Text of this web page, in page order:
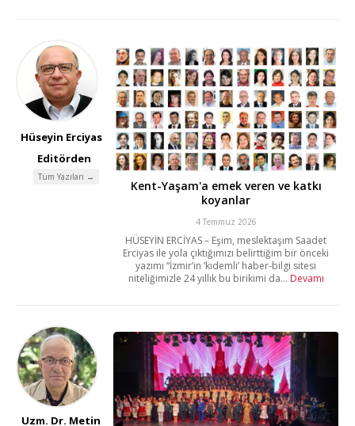
Hüseyin Erciyas
Editörden
Tüm Yazıları →
Kent-Yaşam'a emek veren ve katkı
koyanlar
4 Temmuz 2026
HÜSEYİN ERCİYAS – Eşim, meslektaşım Saadet
Erciyas ile yola çıktığımızı belirttiğim bir önceki
yazımı “İzmir’in ‘kıdemli’ haber-bilgi sitesi
niteliğimizle 24 yıllık bu birikimi da... Devamı
Uzm. Dr. Metin